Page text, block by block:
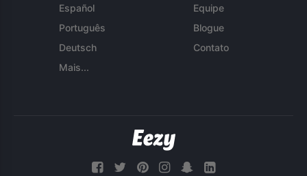
Español
Português
Deutsch
Mais...
Equipe
Blogue
Contato